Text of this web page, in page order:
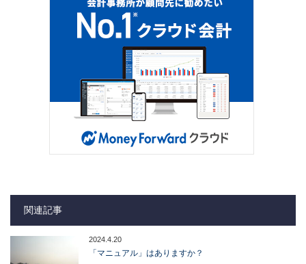
関連記事
2024.4.20
「マニュアル」はありますか？